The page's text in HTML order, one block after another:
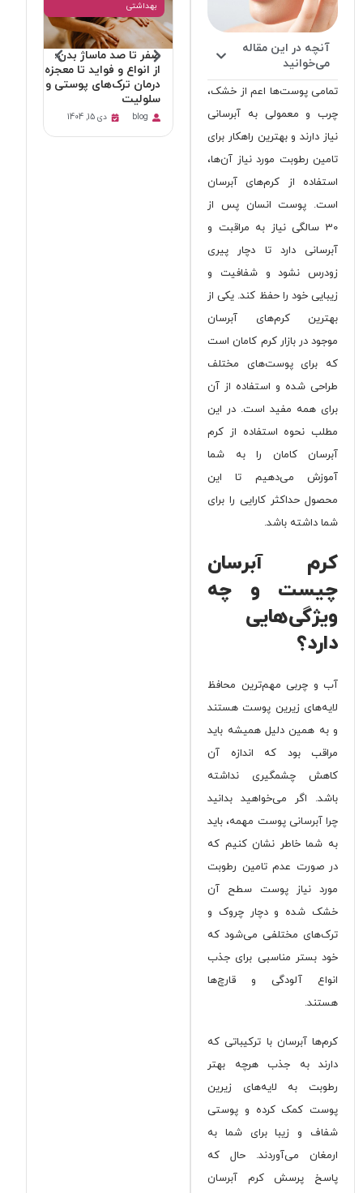
آنچه در این مقاله
می‌خوانید
تمامی پوست‌ها اعم از خشک،
چرب و معمولی به آبرسانی
نیاز دارند و بهترین راهکار برای
تامین رطوبت مورد نیاز آن‌ها،
استفاده از کرم‌های آبرسان
است. پوست انسان پس از
30 سالگی نیاز به مراقبت و
آبرسانی دارد تا دچار پیری
زودرس نشود و شفافیت و
زیبایی خود را حفظ کند. یکی از
بهترین کرم‌های آبرسان
موجود در بازار کرم کامان است
که برای پوست‌های مختلف
طراحی شده و استفاده از آن
برای همه مفید است. در این
مطلب نحوه استفاده از کرم
آبرسان کامان را به شما
آموزش می‌دهیم تا این
محصول حداکثر کارایی را برای
شما داشته باشد.
کرم آبرسان
چیست و چه
ویژگی‌هایی
دارد؟
آب و چربی مهم‌ترین محافظ
لایه‌های زیرین پوست هستند
و به همین دلیل همیشه باید
مراقب بود که اندازه آن
کاهش چشمگیری نداشته
باشد. اگر می‌خواهید بدانید
چرا آبرسانی پوست مهمه، باید
به شما خاطر نشان کنیم که
در صورت عدم تامین رطوبت
مورد نیاز پوست سطح آن
خشک شده و دچار چروک و
ترک‌های مختلفی می‌شود که
خود بستر مناسبی برای جذب
انواع آلودگی و قارچ‌ها
هستند.
کرم‌ها آبرسان با ترکیباتی که
دارند به جذب هرچه بهتر
رطوبت به لایه‌های زیرین
پوست کمک کرده و پوستی
شفاف و زیبا برای شما به
ارمغان می‌آوردند. حال که
پاسخ پرسشکرم آبرسان
بهداشتی
صفر تا صد ماساژ بدن؛
از انواع و فواید تا معجزه
درمان ترک‌های پوستی و
سلولیت
blog دی 15, 1404